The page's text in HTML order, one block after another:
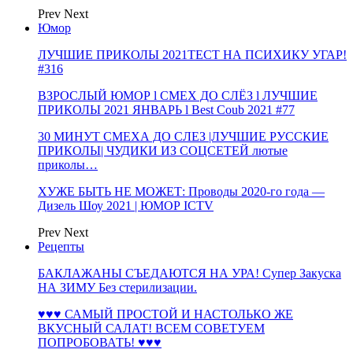
Prev Next
Юмор
ЛУЧШИЕ ПРИКОЛЫ 2021ТЕСТ НА ПСИХИКУ УГАР!
#316
ВЗРОСЛЫЙ ЮМОР l СМЕХ ДО СЛЁЗ l ЛУЧШИЕ
ПРИКОЛЫ 2021 ЯНВАРЬ l Best Coub 2021 #77
30 МИНУТ СМЕХА ДО СЛЕЗ |ЛУЧШИЕ РУССКИЕ
ПРИКОЛЫ| ЧУДИКИ ИЗ СОЦСЕТЕЙ лютые
приколы…
ХУЖЕ БЫТЬ НЕ МОЖЕТ: Проводы 2020-го года —
Дизель Шоу 2021 | ЮМОР ICTV
Prev Next
Рецепты
БАКЛАЖАНЫ СЪЕДАЮТСЯ НА УРА! Супер Закуска
НА ЗИМУ Без стерилизации.
♥♥♥ САМЫЙ ПРОСТОЙ И НАСТОЛЬКО ЖЕ
ВКУСНЫЙ САЛАТ! ВСЕМ СОВЕТУЕМ
ПОПРОБОВАТЬ! ♥♥♥